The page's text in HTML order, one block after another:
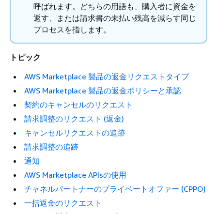
呼ばれます。どちらの用語も、購入者に資金を
返す、または請求書の未払い残高を減らす同じ
プロセスを指します。
トピック
AWS Marketplace 製品の返金リクエストタイプ
AWS Marketplace 製品の返金ポリシーと承認
契約のキャンセルのリクエスト
請求調整のリクエスト (返金)
キャンセルリクエストの追跡
請求調整の追跡
通知
AWS Marketplace APIsの使用
チャネルパートナーのプライベートオファー (CPPO)
一括返金のリクエスト